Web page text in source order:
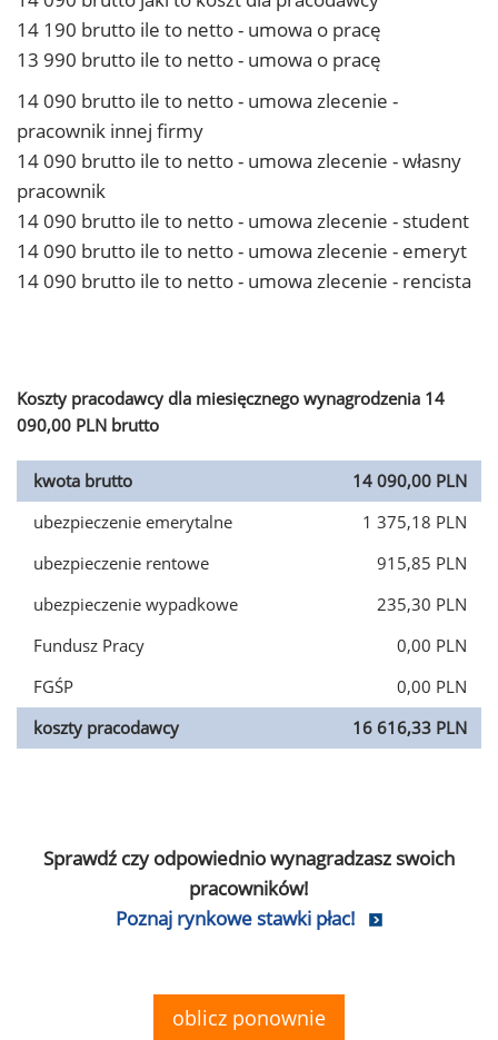
14 190 brutto ile to netto - umowa o pracę
13 990 brutto ile to netto - umowa o pracę
14 090 brutto ile to netto - umowa zlecenie -
pracownik innej firmy
14 090 brutto ile to netto - umowa zlecenie - własny
pracownik
14 090 brutto ile to netto - umowa zlecenie - student
14 090 brutto ile to netto - umowa zlecenie - emeryt
14 090 brutto ile to netto - umowa zlecenie - rencista
Koszty pracodawcy dla miesięcznego wynagrodzenia 14
090,00 PLN brutto
kwota brutto
14 090,00 PLN
ubezpieczenie emerytalne
1 375,18 PLN
ubezpieczenie rentowe
915,85 PLN
ubezpieczenie wypadkowe
235,30 PLN
Fundusz Pracy
0,00 PLN
FGŚP
0,00 PLN
koszty pracodawcy
16 616,33 PLN
Sprawdź czy odpowiednio wynagradzasz swoich
pracowników!
Poznaj rynkowe stawki płac!
oblicz ponownie